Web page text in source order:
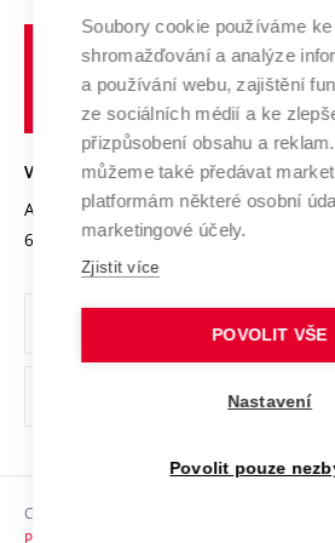
Výzkumné infrastruktury
Transfer znalostí
Open Science
Projekty
Projekty ze strukturálních fondů
Specifický výzkum
Spolupráce se školami
Služby univerzity
Mezinárodní dohody
Univerzitní sítě
Profil univerzity
Udržitelná univerzita
Podnikavá univerzita / ContriBUTe
Bezpečná univerzita
Vyznamenání
Organizační struktura
Ochrana osobních údajů
odkaz)
Sociální bezpečí
VYSOKÉ UČENÍ TECHNICKÉ V BRNĚ
Antonínská 548/1
602 00 Brno
www.vut.cz
vut@vutbr.cz
Copyright © 2026 VUT
Prohlášení o přístupnosti
Soubory cookie používáme ke
shromažďování a analýze
a používání webu, zajištění
ze sociálních médií a ke
přizpůsobení obsahu a
můžeme také předávat
platformám některé osobní
marketingové účely.
Zjistit více
POVOLIT VŠE
Nastavení
Povolit pouze